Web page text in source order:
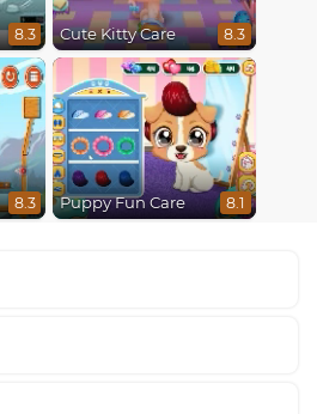
8.3 Cute Kitty Care 8.3
8.3 Puppy Fun Care 8.1